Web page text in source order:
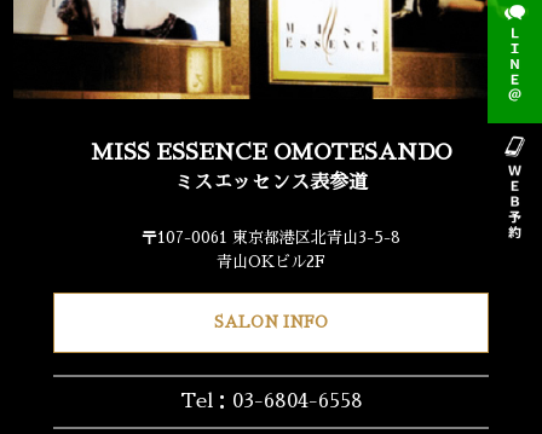
MISS ESSENCE OMOTESANDO
ミスエッセンス表参道
〒107-0061 東京都港区北青山3-5-8
青山OKビル2F
SALON INFO
Tel：03-6804-6558